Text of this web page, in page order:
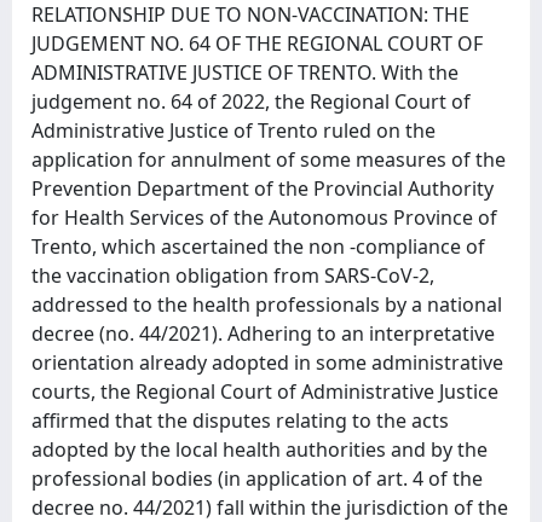
RELATIONSHIP DUE TO NON-VACCINATION: THE
JUDGEMENT NO. 64 OF THE REGIONAL COURT OF
ADMINISTRATIVE JUSTICE OF TRENTO. With the
judgement no. 64 of 2022, the Regional Court of
Administrative Justice of Trento ruled on the
application for annulment of some measures of the
Prevention Department of the Provincial Authority
for Health Services of the Autonomous Province of
Trento, which ascertained the non -compliance of
the vaccination obligation from SARS-CoV-2,
addressed to the health professionals by a national
decree (no. 44/2021). Adhering to an interpretative
orientation already adopted in some administrative
courts, the Regional Court of Administrative Justice
affirmed that the disputes relating to the acts
adopted by the local health authorities and by the
professional bodies (in application of art. 4 of the
decree no. 44/2021) fall within the jurisdiction of the